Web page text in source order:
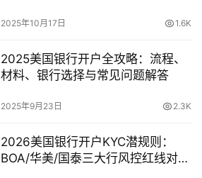
2025年10月17日 1.6K
2025美国银行开户全攻略：流程、
材料、银行选择与常见问题解答
2025年9月23日 2.3K
2026美国银行开户KYC潜规则：
BOA/华美/国泰三大行风控红线对